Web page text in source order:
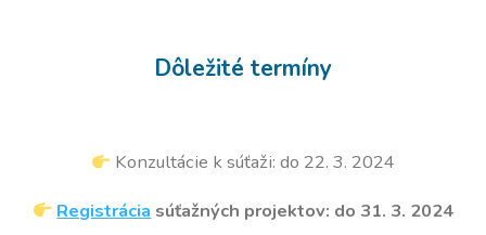
Dôležité termíny
Konzultácie k súťaži: do 22. 3. 2024
Registrácia súťažných projektov: do 31. 3. 2024